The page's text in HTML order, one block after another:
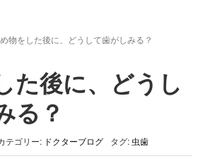
物をした後に、どうして歯がしみる？
た後に、どうし
る？
テゴリー: ドクターブログ タグ: 虫歯